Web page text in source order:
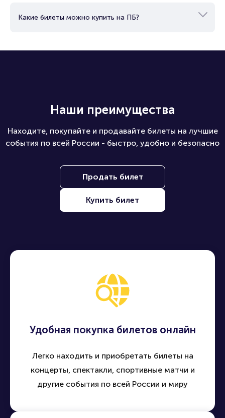
Какие билеты можно купить на ПБ?
Наши преимущества
Находите, покупайте и продавайте билеты на лучшие
события по всей России - быстро, удобно и безопасно
Продать билет
Купить билет
Удобная покупка билетов онлайн
Легко находить и приобретать билеты на
концерты, спектакли, спортивные матчи и
другие события по всей России и миру